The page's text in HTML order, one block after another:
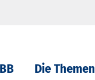
Die Themen